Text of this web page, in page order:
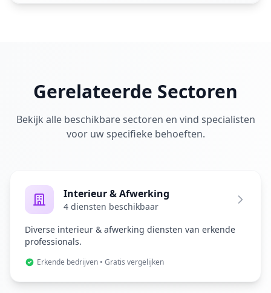
Gerelateerde Sectoren
Bekijk alle beschikbare sectoren en vind specialisten
voor uw specifieke behoeften.
Interieur & Afwerking
4 diensten beschikbaar
Diverse interieur & afwerking diensten van erkende
professionals.
Erkende bedrijven • Gratis vergelijken